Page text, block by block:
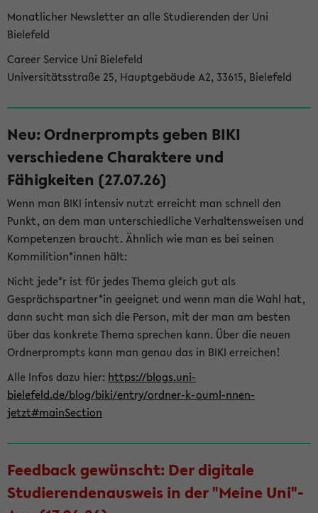
Monatlicher Newsletter an alle Studierenden der Uni
Bielefeld
Career Service Uni Bielefeld
Universitätsstraße 25, Hauptgebäude A2, 33615, Bielefeld
Neu: Ordnerprompts geben BIKI
verschiedene Charaktere und
Fähigkeiten (27.07.26)
Wenn man BIKI intensiv nutzt erreicht man schnell den
Punkt, an dem man unterschiedliche Verhaltensweisen und
Kompetenzen braucht. Ähnlich wie man es bei seinen
Kommilition*innen hält:
Nicht jede*r ist für jedes Thema gleich gut als
Gesprächspartner*in geeignet und wenn man die Wahl hat,
dann sucht man sich die Person, mit der man am besten
über das konkrete Thema sprechen kann. Über die neuen
Ordnerprompts kann man genau das in BIKI erreichen!
Alle Infos dazu hier: https://blogs.uni-
bielefeld.de/blog/biki/entry/ordner-k-ouml-nnen-
jetzt#mainSection
Feedback gewünscht: Der digitale
Studierendenausweis in der "Meine Uni"-